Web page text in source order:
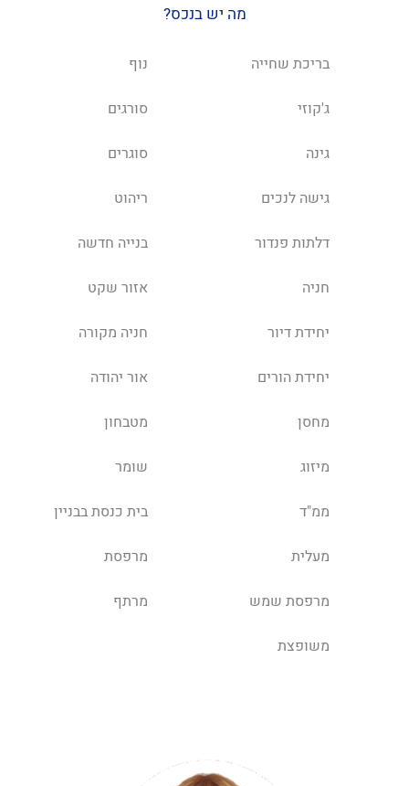
מה יש בנכס?
בריכת שחייה נוף
ג'קוזי סורגים
גינה סוגרים
גישה לנכים ריהוט
דלתות פנדור בנייה חדשה
חניה אזור שקט
יחידת דיור חניה מקורה
יחידת הורים אור יהודה
מחסן מטבחון
מיזוג שומר
ממ"ד בית כנסת בבניין
מעלית מרפסת
מרפסת שמש מרתף
משופצת